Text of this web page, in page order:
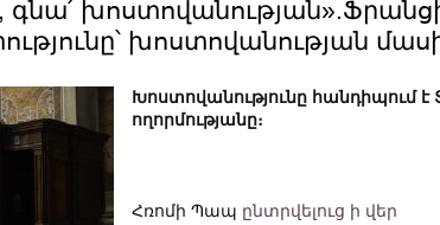
գնա՛
խոստովանության
Խոստովանությունը հանդիպում է
ողորմությանը։
Հռոմի Պապ ընտրվելուց ի վեր